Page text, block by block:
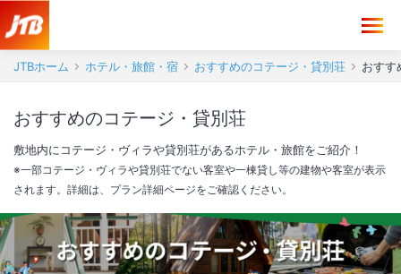
JTBホーム ホテル・旅館・宿 おすすめのコテージ・貸別荘 おすす
おすすめのコテージ・貸別荘
敷地内にコテージ・ヴィラや貸別荘があるホテル・旅館をご紹介！
※一部コテージ・ヴィラや貸別荘でない客室や一棟貸し等の建物や客室が表示
されます。詳細は、プラン詳細ページをご確認ください。